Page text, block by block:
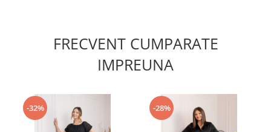
FRECVENT CUMPARATE
IMPREUNA
-32% -28%